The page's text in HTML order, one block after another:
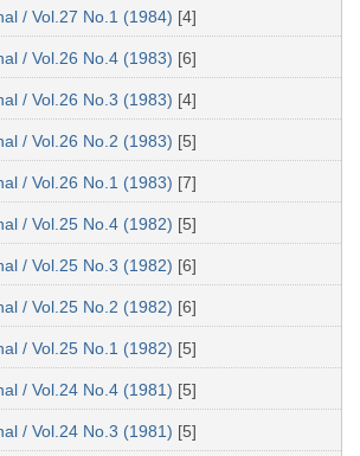
/ Vol.27 No.1 (1984) [4]
/ Vol.26 No.4 (1983) [6]
/ Vol.26 No.3 (1983) [4]
/ Vol.26 No.2 (1983) [5]
/ Vol.26 No.1 (1983) [7]
/ Vol.25 No.4 (1982) [5]
/ Vol.25 No.3 (1982) [6]
/ Vol.25 No.2 (1982) [6]
/ Vol.25 No.1 (1982) [5]
/ Vol.24 No.4 (1981) [5]
/ Vol.24 No.3 (1981) [5]